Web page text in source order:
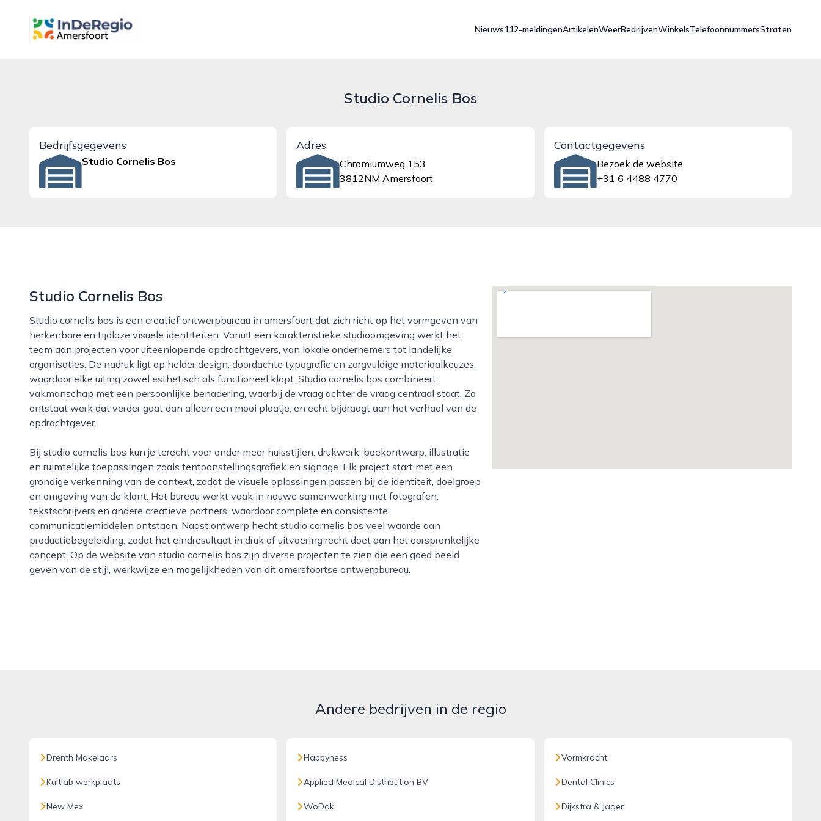
inderegioamersfoort.nl
Nieuws112-meldingenArtikelenWeerBedrijvenWinkelsTelefoonnummersStraten
Studio Cornelis Bos
Bedrijfsgegevens
Studio Cornelis Bos
Adres
Chromiumweg 153
3812NM Amersfoort
Contactgegevens
Bezoek de website
+31 6 4488 4770
Studio Cornelis Bos
Studio cornelis bos is een creatief ontwerpbureau in amersfoort dat zich richt op het vormgeven van
herkenbare en tijdloze visuele identiteiten. Vanuit een karakteristieke studioomgeving werkt het
team aan projecten voor uiteenlopende opdrachtgevers, van lokale ondernemers tot landelijke
organisaties. De nadruk ligt op helder design, doordachte typografie en zorgvuldige materiaalkeuzes,
waardoor elke uiting zowel esthetisch als functioneel klopt. Studio cornelis bos combineert
vakmanschap met een persoonlijke benadering, waarbij de vraag achter de vraag centraal staat. Zo
ontstaat werk dat verder gaat dan alleen een mooi plaatje, en echt bijdraagt aan het verhaal van de
opdrachtgever.
Bij studio cornelis bos kun je terecht voor onder meer huisstijlen, drukwerk, boekontwerp, illustratie
en ruimtelijke toepassingen zoals tentoonstellingsgrafiek en signage. Elk project start met een
grondige verkenning van de context, zodat de visuele oplossingen passen bij de identiteit, doelgroep
en omgeving van de klant. Het bureau werkt vaak in nauwe samenwerking met fotografen,
tekstschrijvers en andere creatieve partners, waardoor complete en consistente
communicatiemiddelen ontstaan. Naast ontwerp hecht studio cornelis bos veel waarde aan
productiebegeleiding, zodat het eindresultaat in druk of uitvoering recht doet aan het oorspronkelijke
concept. Op de website van studio cornelis bos zijn diverse projecten te zien die een goed beeld
geven van de stijl, werkwijze en mogelijkheden van dit amersfoortse ontwerpbureau.
Andere bedrijven in de regio
Drenth Makelaars
Kultlab werkplaats
New Mex
Happyness
Applied Medical Distribution BV
WoDak
Vormkracht
Dental Clinics
Dijkstra & Jager